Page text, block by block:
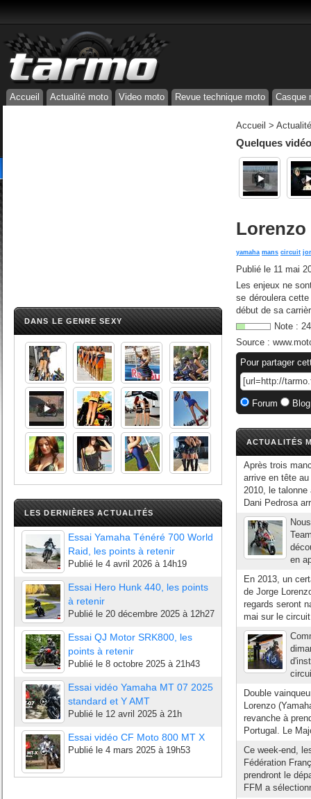
Accueil Actualité moto Video moto Revue technique moto Casque
DANS LE GENRE SEXY
LES DERNIÈRES ACTUALITÉS
Essai Yamaha Ténéré 700 World
Raid, les points à retenir
Publié le 4 avril 2026 à 14h19
Essai Hero Hunk 440, les points
à retenir
Publié le 20 décembre 2025 à 12h27
Essai QJ Motor SRK800, les
points à retenir
Publié le 8 octobre 2025 à 21h43
Essai vidéo Yamaha MT 07 2025
standard et Y AMT
Publié le 12 avril 2025 à 21h
Essai vidéo CF Moto 800 MT X
Publié le 4 mars 2025 à 19h53
Accueil >
Quelques
Lorenzo
yamaha mans circuit
Publié le 11 mai
Les enjeux ne
se déroulera
début de sa
Note : 24
Source :
Pour partager
Forum
ACTUALITÉS
Après trois
arrive en tête
2010, le
Dani Pedrosa
en
En 2013, un
de Jorge
regards seront
mai sur le
Double
Lorenzo
revanche à
Portugal. Le
Ce week-end,
Fédération
prendront le
FFM a